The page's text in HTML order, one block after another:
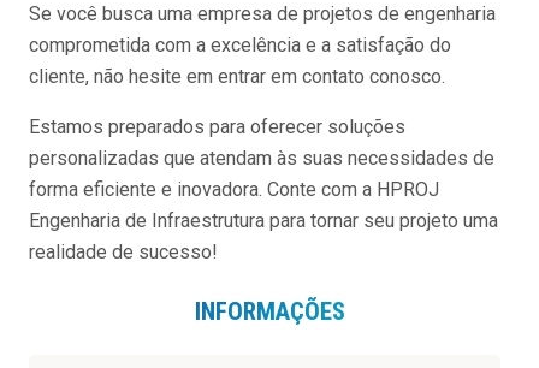
Se você busca uma empresa de projetos de engenharia
comprometida com a excelência e a satisfação do
cliente, não hesite em entrar em contato conosco.
Estamos preparados para oferecer soluções
personalizadas que atendam às suas necessidades de
forma eficiente e inovadora. Conte com a HPROJ
Engenharia de Infraestrutura para tornar seu projeto uma
realidade de sucesso!
INFORMAÇÕES